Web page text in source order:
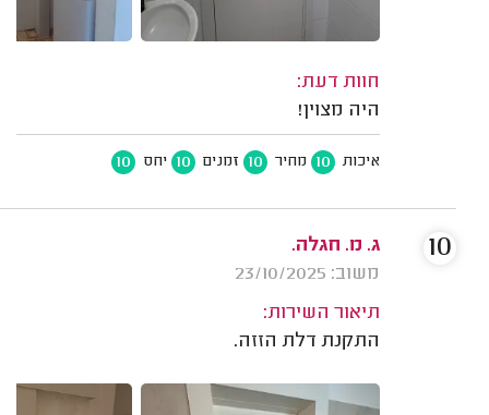
חוות דעת:
היה מצוין!
איכות 10 מחיר 10 זמנים 10 יחס 10
ג. מ. חגלה.
משוב: 23/10/2025
תיאור השירות:
התקנת דלת הזזה.
10